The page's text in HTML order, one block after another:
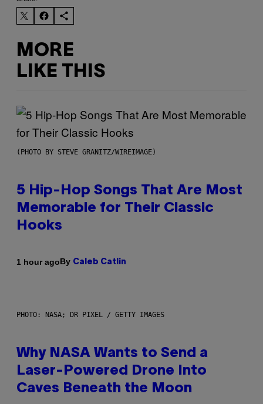
MORE
LIKE THIS
(PHOTO BY STEVE GRANITZ/WIREIMAGE)
5 Hip-Hop Songs That Are Most
Memorable for Their Classic
Hooks
1 hour agoBy Caleb Catlin
PHOTO: NASA; DR PIXEL / GETTY IMAGES
Why NASA Wants to Send a
Laser-Powered Drone Into
Caves Beneath the Moon